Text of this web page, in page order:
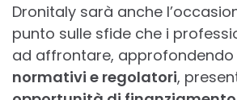
Dronitaly sarà anche
punto sulle sfide che i
ad affrontare, approfondendo
normativi e regolatori,